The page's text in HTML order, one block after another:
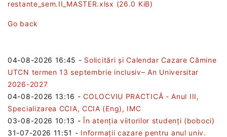
restante_sem.II_MASTER.xlsx (26.0 KiB)
Go back
04-08-2026 16:45 - Solicitări și Calendar Cazare Cămine
UTCN termen 13 septembrie inclusiv– An Universitar
2026-2027
04-08-2026 13:16 -COLOCVIU PRACTICĂ - Anul III,
Specializarea CCIA, CCIA (Eng), IMC
03-08-2026 10:13 -În atenția viitorilor studenți (boboci)
31-07-2026 11:51 - Informații cazare pentru anul univ.